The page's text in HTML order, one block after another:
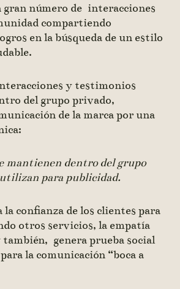
gran número de interacciones
compartiendo
en la búsqueda de un estilo
y testimonios
del grupo privado,
de la marca por una
mantienen dentro del grupo
para publicidad.
confianza de los clientes para
otros servicios, la empatía
también, genera prueba social
la comunicación “boca a